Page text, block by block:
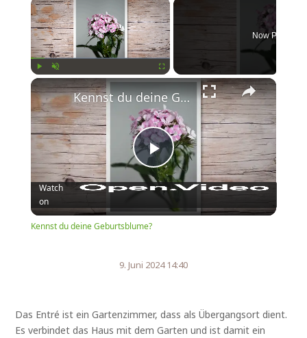
Fullscreen
Now Playing
Play
Video
Kennst du deine Geburtsblume?
Watch
on
Kennst du deine Geburtsblume?
9. Juni 2024 14:40
Das Entré ist ein Gartenzimmer, dass als Übergangsort dient.
Es verbindet das Haus mit dem Garten und ist damit ein